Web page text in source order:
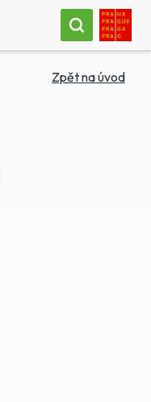
Zpět na úvod